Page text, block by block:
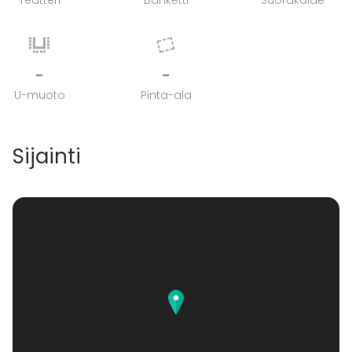
-
U-muoto
-
Pinta-ala
Sijainti